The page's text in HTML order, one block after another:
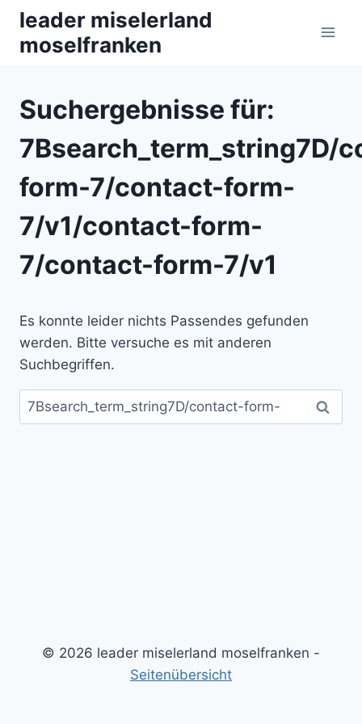
Zum
Inhalt
springen
leader miselerland
moselfranken
Suchergebnisse für:
7Bsearch_term_string7D/
form-7/contact-form-
7/v1/contact-form-
7/contact-form-7/v1
Es konnte leider nichts Passendes gefunden
werden. Bitte versuche es mit anderen
Suchbegriffen.
Suchen
nach:
© 2026 leader miselerland moselfranken -
Seitenübersicht